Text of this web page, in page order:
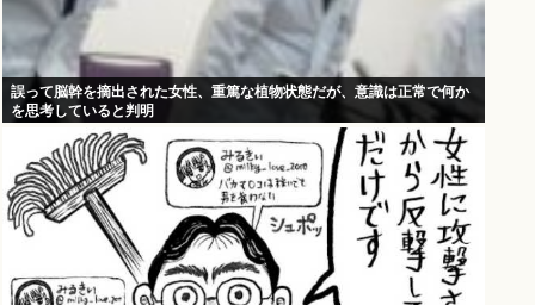
誤って脳幹を摘出された女性、重篤な植物状態だが、意識は正常で何か
を思考していると判明